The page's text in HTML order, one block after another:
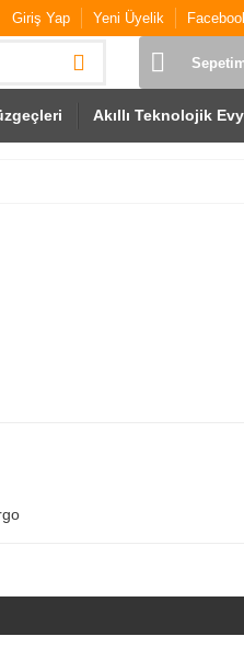
Giriş Yap Yeni Üyelik
Akıllı Teknolojik